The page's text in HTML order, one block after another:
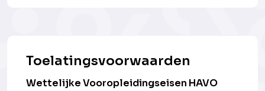
Toelatingsvoorwaarden
Wettelijke Vooropleidingseisen HAVO